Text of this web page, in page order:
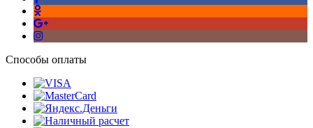
Способы оплаты